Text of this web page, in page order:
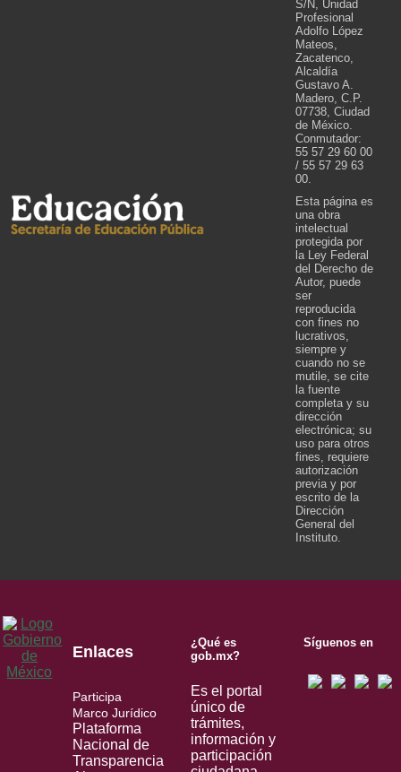
S/N, Unidad
Profesional
Adolfo López
Mateos,
Zacatenco,
Alcaldía
Gustavo A.
Madero, C.P.
07738, Ciudad
de México.
Conmutador:
55 57 29 60 00
/ 55 57 29 63
00.
Esta página es
una obra
intelectual
protegida por
la Ley Federal
del Derecho de
Autor, puede
ser
reproducida
con fines no
lucrativos,
siempre y
cuando no se
mutile, se cite
la fuente
completa y su
dirección
electrónica; su
uso para otros
fines, requiere
autorización
previa y por
escrito de la
Dirección
General del
Instituto.
Enlaces
Participa
Marco Jurídico
Plataforma
Nacional de
Transparencia
¿Qué es
gob.mx?
Es el portal
único de
trámites,
información y
participación
Síguenos en